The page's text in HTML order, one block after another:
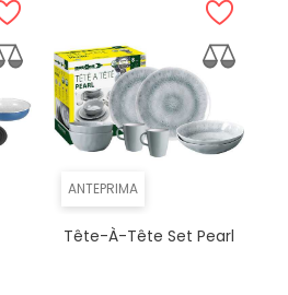
ANTEPRIMA
Tête-À-Tête Set Pearl